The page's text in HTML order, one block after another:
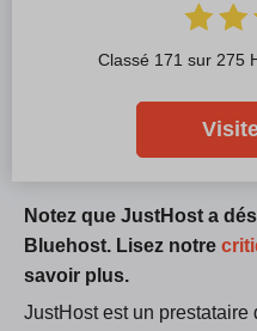
Notez que JustHost a
Bluehost. Lisez notre
savoir plus.
JustHost est un prestataire
Classé 171 sur 275